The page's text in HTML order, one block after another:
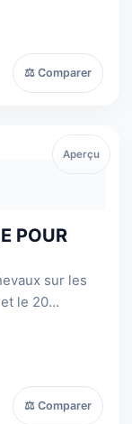
⚖ Comparer
POUR
sur les
le 20
⚖ Comparer
Aperçu